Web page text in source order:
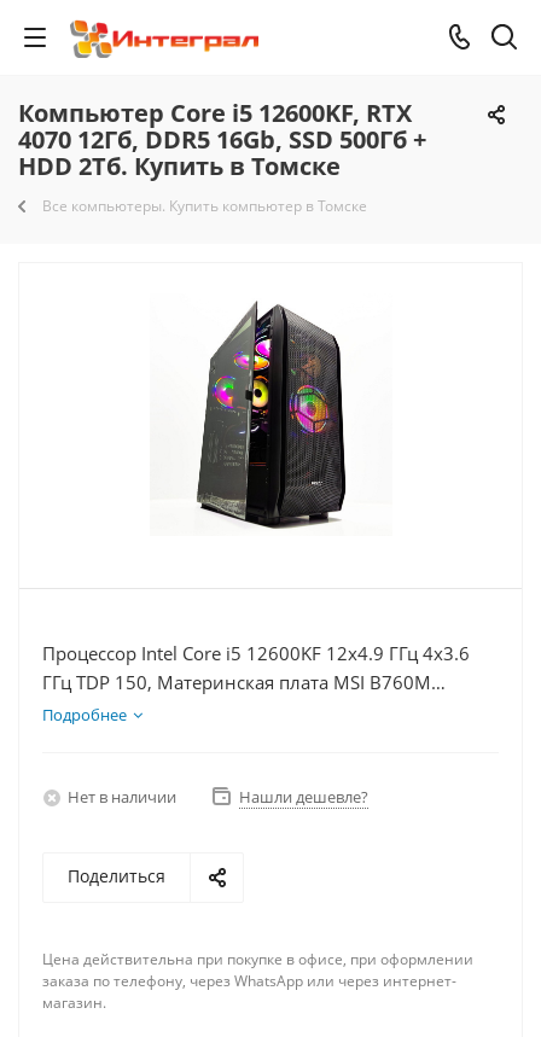
Компьютер Core i5 12600KF, RTX
4070 12Гб, DDR5 16Gb, SSD 500Гб +
HDD 2Тб. Купить в Томске
Все компьютеры. Купить компьютер в Томске
Процессор Intel Core i5 12600KF 12x4.9 ГГц 4x3.6
ГГц TDP 150, Материнская плата MSI B760M
BOMBER WIFI D5, Видеокарта RTX 4070 12Гб,
Подробнее
Нет в наличии Нашли дешевле?
Поделиться
Цена действительна при покупке в офисе, при оформлении
заказа по телефону, через WhatsApp или через интернет-
магазин.